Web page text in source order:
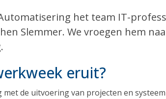
het team IT-
Slemmer. We vroegen hem
eruit?
de uitvoering van projecten en